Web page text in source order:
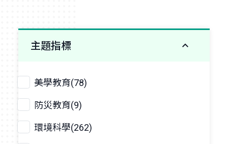
主題指標
美學教育(78)
防災教育(9)
環境科學(262)